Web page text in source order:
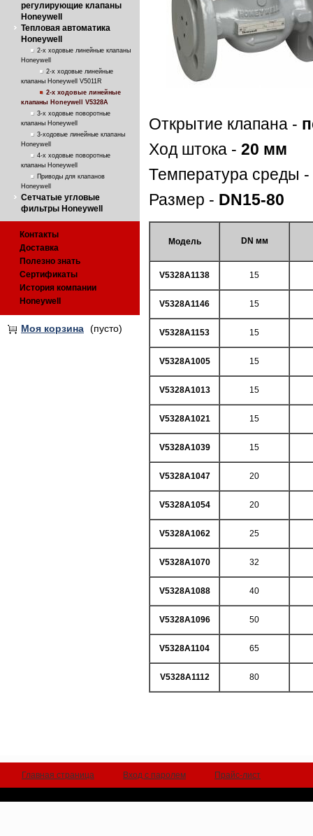
регулирующие клапаны
Honeywell
Тепловая автоматика
Honeywell
2-х ходовые линейные клапаны
Honeywell
2-х ходовые линейные
клапаны Honeywell V5011R
2-х ходовые линейные
клапаны Honeywell V5328A
3-х ходовые поворотные
клапаны Honeywell
3-ходовые линейные клапаны
Honeywell
4-х ходовые поворотные
клапаны Honeywell
Приводы для клапанов
Honeywell
Сетчатые угловые
фильтры Honeywell
Контакты
Доставка
Полезно знать
Сертификаты
История компании
Honeywell
Моя корзина (пусто)
Открытие клапана -
Ход штока - 20 мм
Температура среды -
Размер - DN15-80
Модель DN мм
V5328A1138 15
V5328A1146 15
V5328A1153 15
V5328A1005 15
V5328A1013 15
V5328A1021 15
V5328A1039 15
V5328A1047 20
V5328A1054 20
V5328A1062 25
V5328A1070 32
V5328A1088 40
V5328A1096 50
V5328A1104 65
V5328A1112 80
Главная страница Вход с паролем Прайс-лист